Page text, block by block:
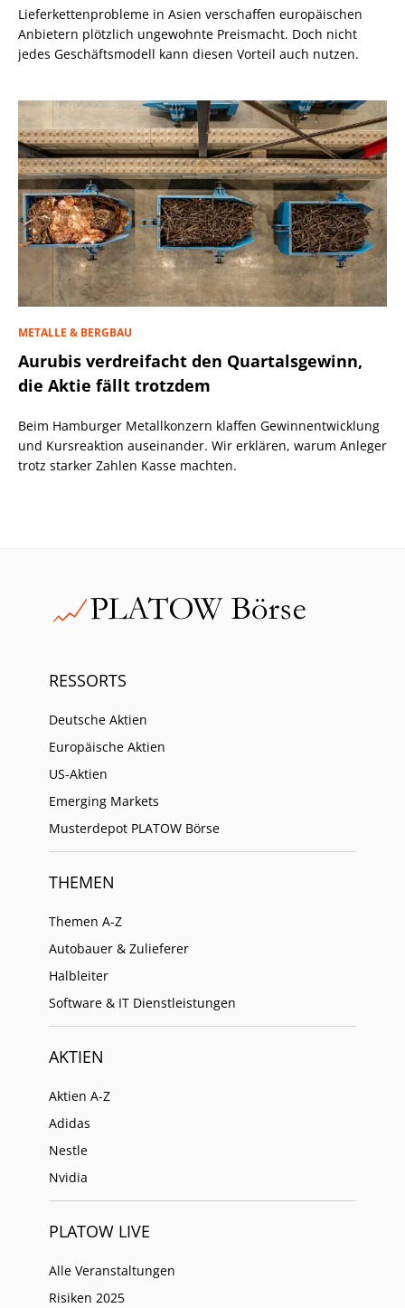
Lieferkettenprobleme in Asien verschaffen europäischen
Anbietern plötzlich ungewohnte Preismacht. Doch nicht
jedes Geschäftsmodell kann diesen Vorteil auch nutzen.
METALLE & BERGBAU
Aurubis verdreifacht den Quartalsgewinn,
die Aktie fällt trotzdem
Beim Hamburger Metallkonzern klaffen Gewinnentwicklung
und Kursreaktion auseinander. Wir erklären, warum Anleger
trotz starker Zahlen Kasse machten.
RESSORTS
Deutsche Aktien
Europäische Aktien
US-Aktien
Emerging Markets
Musterdepot PLATOW Börse
THEMEN
Themen A-Z
Autobauer & Zulieferer
Halbleiter
Software & IT Dienstleistungen
AKTIEN
Aktien A-Z
Adidas
Nestle
Nvidia
PLATOW LIVE
Alle Veranstaltungen
Risiken 2025